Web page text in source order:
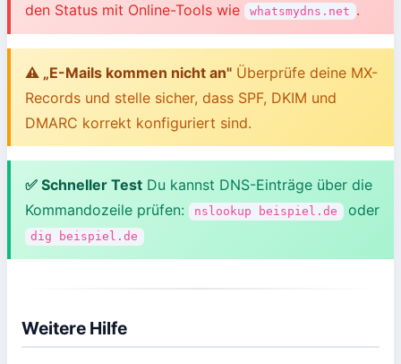
den Status mit Online-Tools wie
whatsmydns.net .
⚠️ „E-Mails kommen nicht an" Überprüfe deine MX-
Records und stelle sicher, dass SPF, DKIM und
DMARC korrekt konfiguriert sind.
✅ Schneller Test Du kannst DNS-Einträge über die
Kommandozeile prüfen:
nslookup beispiel.de oder
dig beispiel.de
Weitere Hilfe